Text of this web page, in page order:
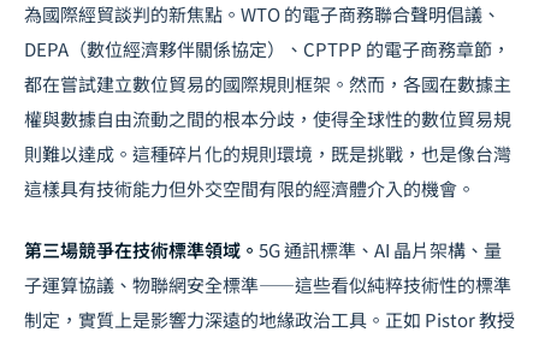
為國際經貿談判的新焦點。WTO 的電子商務聯合聲明倡議、
DEPA（數位經濟夥伴關係協定）、CPTPP 的電子商務章節，
都在嘗試建立數位貿易的國際規則框架。然而，各國在數據主
權與數據自由流動之間的根本分歧，使得全球性的數位貿易規
則難以達成。這種碎片化的規則環境，既是挑戰，也是像台灣
這樣具有技術能力但外交空間有限的經濟體介入的機會。
第三場競爭在技術標準領域。 5G 通訊標準、AI 晶片架構、量
子運算協議、物聯網安全標準——這些看似純粹技術性的標準
制定，實質上是影響力深遠的地緣政治工具。正如 Pistor 教授